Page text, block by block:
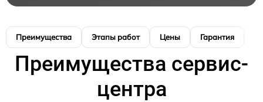
Преимущества Этапы работ Цены Гарантия
Преимущества сервис-
центра